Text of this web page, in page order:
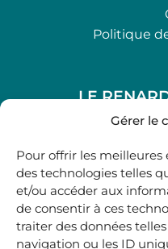
Gérer le
Pour offrir les meilleures
des technologies telles
et/ou accéder aux
de consentir à ces
traiter des données
navigation ou les ID
Politique
LE
48, rue
05
MARDI
10H00-